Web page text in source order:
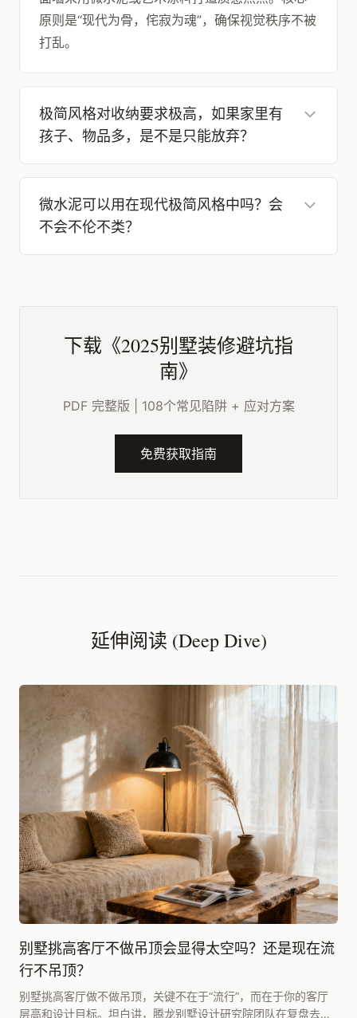
原则是“现代为骨，侘寂为魂”，确保视觉秩序不被
打乱。
极简风格对收纳要求极高，如果家里有
孩子、物品多，是不是只能放弃？
微水泥可以用在现代极简风格中吗？会
不会不伦不类？
下载《2025别墅装修避坑指
南》
PDF 完整版 | 108个常见陷阱 + 应对方案
免费获取指南
延伸阅读 (Deep Dive)
别墅挑高客厅不做吊顶会显得太空吗？还是现在流
行不吊顶？
别墅挑高客厅做不做吊顶，关键不在于“流行”，而在于你的客厅
层高和设计目标。坦白讲，腾龙别墅设计研究院团队在复盘去年